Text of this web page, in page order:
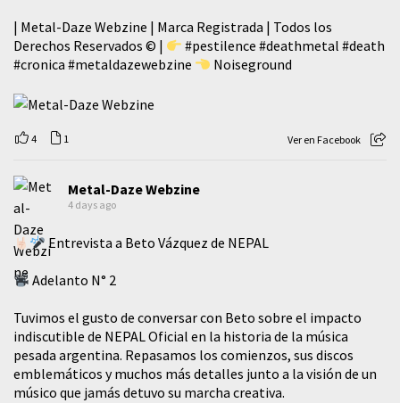
| Metal-Daze Webzine | Marca Registrada | Todos los
Derechos Reservados © |
#pestilence #deathmetal #death
#cronica #metaldazewebzine Noiseground
4 1 Ver en Facebook
Metal-Daze Webzine
4 days ago
Entrevista a Beto Vázquez de NEPAL
Adelanto N° 2
Tuvimos el gusto de conversar con Beto sobre el impacto
indiscutible de NEPAL Oficial en la historia de la música
pesada argentina. Repasamos los comienzos, sus discos
emblemáticos y muchos más detalles junto a la visión de un
músico que jamás detuvo su marcha creativa.